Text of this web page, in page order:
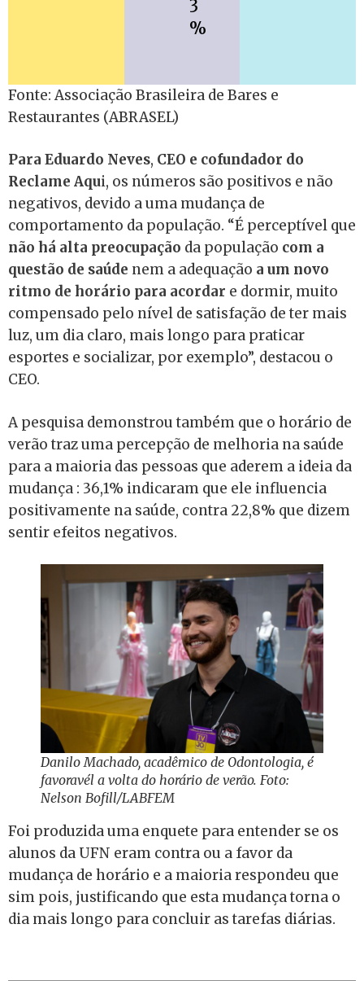
3
%
Fonte: Associação Brasileira de Bares e
Restaurantes (ABRASEL)
Para Eduardo Neves, CEO e cofundador do
Reclame Aqui, os números são positivos e não
negativos, devido a uma mudança de
comportamento da população. “É perceptível que
não há alta preocupação da população com a
questão de saúde nem a adequação a um novo
ritmo de horário para acordar e dormir, muito
compensado pelo nível de satisfação de ter mais
luz, um dia claro, mais longo para praticar
esportes e socializar, por exemplo”, destacou o
CEO.
A pesquisa demonstrou também que o horário de
verão traz uma percepção de melhoria na saúde
para a maioria das pessoas que aderem a ideia da
mudança : 36,1% indicaram que ele influencia
positivamente na saúde, contra 22,8% que dizem
sentir efeitos negativos.
Danilo Machado, acadêmico de Odontologia, é
favoravél a volta do horário de verão. Foto:
Nelson Bofill/LABFEM
Foi produzida uma enquete para entender se os
alunos da UFN eram contra ou a favor da
mudança de horário e a maioria respondeu que
sim pois, justificando que esta mudança torna o
dia mais longo para concluir as tarefas diárias.